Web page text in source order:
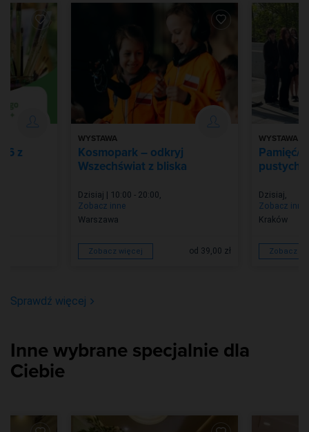
z
WYSTAWA
Kosmopark – odkryj
Wszechświat z bliska
Dzisiaj | 10:00 - 20:00
Zobacz inne
Warszawa
Zobacz więcej od 39,00 zł
WYSTAWA
Pamięć/
pustych
Dzisiaj
Zobacz inne
Kraków
Zobacz
Sprawdź więcej
Inne wybrane specjalnie dla
Ciebie